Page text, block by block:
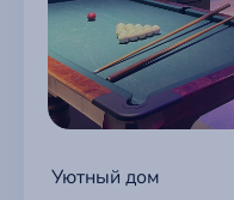
Уютный дом